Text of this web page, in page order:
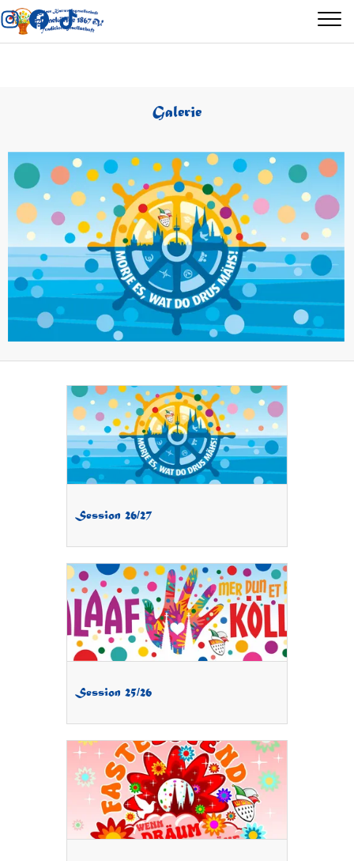
Galerie
Session 26/27
Session 25/26